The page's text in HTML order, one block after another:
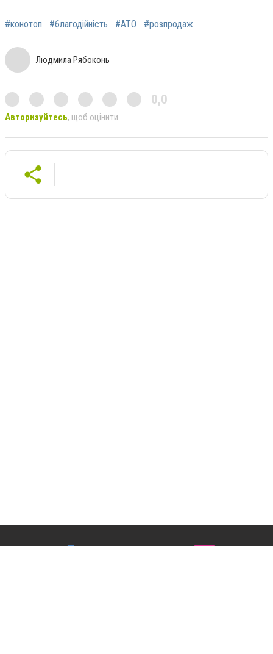
#конотоп #благодійність #АТО #розпродаж
Людмила Рябоконь
0,0
Авторизуйтесь, щоб оцінити